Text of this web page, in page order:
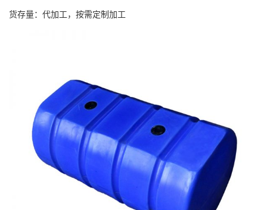
货存量：代加工，按需定制加工